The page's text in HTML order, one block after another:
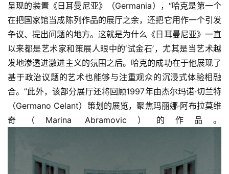
呈现的装置《日耳曼尼亚》（Germania），“哈克是第一个
在把国家馆当成陈列作品的展厅之余，还把它用作一个引发
争议、提出问题的地方。这就是为什么《日耳曼尼亚》一直
以来都是艺术家和策展人眼中的‘试金石’，尤其是当艺术越
发地渗透进激进主义的氛围之后。哈克的成功在于他展现了
基于政治议题的艺术也能够与注重观众的沉浸式体验相融
合。”此外，该部分展厅还将回顾1997年由杰尔玛诺·切兰特
（Germano Celant）策划的展览，聚焦玛丽娜·阿布拉莫维
奇（Marina Abramovic）的作品。